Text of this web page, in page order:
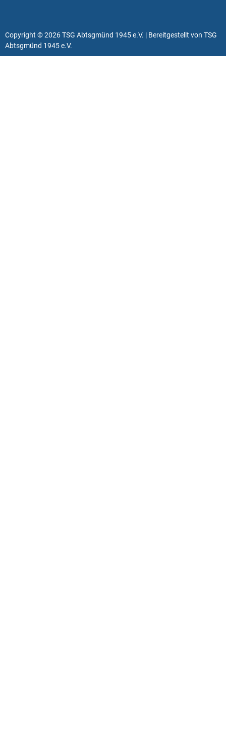
Copyright © 2026 TSG Abtsgmünd 1945 e.V. | Bereitgestellt von TSG
Abtsgmünd 1945 e.V.